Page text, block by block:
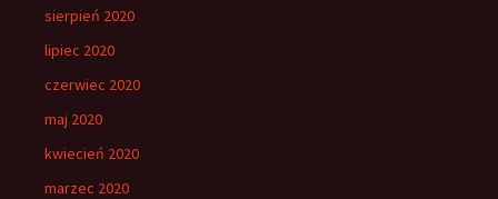
sierpień 2020
lipiec 2020
czerwiec 2020
maj 2020
kwiecień 2020
marzec 2020